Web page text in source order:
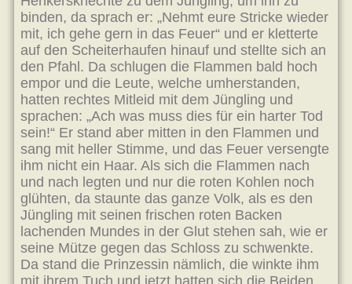
binden, da sprach er: „Nehmt eure Stricke wieder
mit, ich gehe gern in das Feuer“ und er kletterte
auf den Scheiterhaufen hinauf und stellte sich an
den Pfahl. Da schlugen die Flammen bald hoch
empor und die Leute, welche umherstanden,
hatten rechtes Mitleid mit dem Jüngling und
sprachen: „Ach was muss dies für ein harter Tod
sein!“ Er stand aber mitten in den Flammen und
sang mit heller Stimme, und das Feuer versengte
ihm nicht ein Haar. Als sich die Flammen nach
und nach legten und nur die roten Kohlen noch
glühten, da staunte das ganze Volk, als es den
Jüngling mit seinen frischen roten Backen
lachenden Mundes in der Glut stehen sah, wie er
seine Mütze gegen das Schloss zu schwenkte.
Da stand die Prinzessin nämlich, die winkte ihm
mit ihrem Tuch und jetzt hatten sich die Beiden